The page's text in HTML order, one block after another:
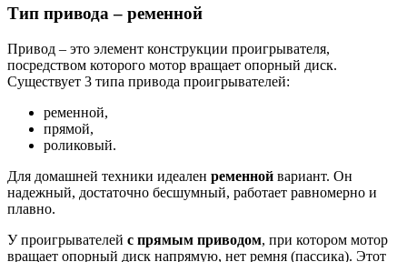
Тип привода – ременной
Привод – это элемент конструкции проигрывателя,
посредством которого мотор вращает опорный диск.
Существует 3 типа привода проигрывателей:
ременной,
прямой,
роликовый.
Для домашней техники идеален ременной вариант. Он
надежный, достаточно бесшумный, работает равномерно и
плавно.
У проигрывателей с прямым приводом, при котором мотор
вращает опорный диск напрямую, нет ремня (пассика). Этот